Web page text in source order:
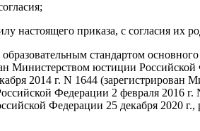
настоящего приказа, с согласия их
стандартом
Министерством юстиции
2014 г. N 1644
Федерации 2 февраля 2016
Федерации 25 декабря 2020